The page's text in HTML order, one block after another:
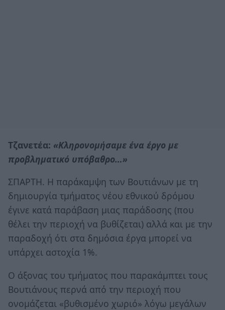
Τζανετέα: «Κληρονομήσαμε ένα έργο με
προβληματικό υπόβαθρο…»
ΣΠΑΡΤΗ. Η παράκαμψη των Βουτιάνων με τη
δημιουργία τμήματος νέου εθνικού δρόμου
έγινε κατά παράβαση μιας παράδοσης (που
θέλει την περιοχή να βυθίζεται) αλλά και με την
παραδοχή ότι στα δημόσια έργα μπορεί να
υπάρχει αστοχία 1%.
Ο άξονας του τμήματος που παρακάμπτει τους
Βουτιάνους περνά από την περιοχή που
ονομάζεται «βυθισμένο χωριό» λόγω μεγάλων